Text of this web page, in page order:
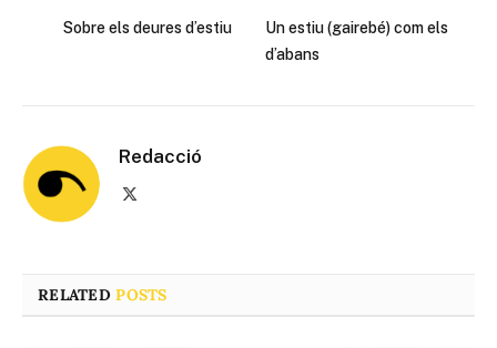
Sobre els deures d’estiu
Un estiu (gairebé) com els
d’abans
Redacció
RELATEDPOSTS